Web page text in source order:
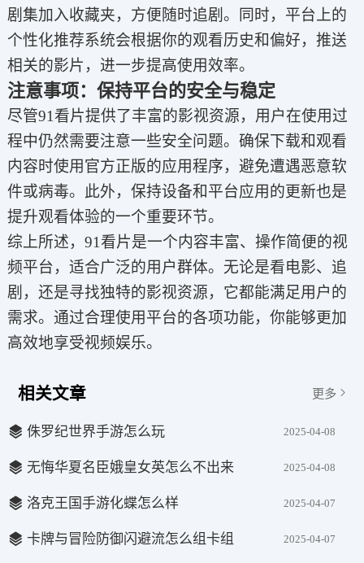
剧集加入收藏夹，方便随时追剧。同时，平台上的
个性化推荐系统会根据你的观看历史和偏好，推送
相关的影片，进一步提高使用效率。
注意事项：保持平台的安全与稳定
尽管91看片提供了丰富的影视资源，用户在使用过
程中仍然需要注意一些安全问题。确保下载和观看
内容时使用官方正版的应用程序，避免遭遇恶意软
件或病毒。此外，保持设备和平台应用的更新也是
提升观看体验的一个重要环节。
综上所述，91看片是一个内容丰富、操作简便的视
频平台，适合广泛的用户群体。无论是看电影、追
剧，还是寻找独特的影视资源，它都能满足用户的
需求。通过合理使用平台的各项功能，你能够更加
高效地享受视频娱乐。
相关文章 更多
侏罗纪世界手游怎么玩 2025-04-08
无悔华夏名臣娥皇女英怎么不出来 2025-04-08
洛克王国手游化蝶怎么样 2025-04-07
卡牌与冒险防御闪避流怎么组卡组 2025-04-07